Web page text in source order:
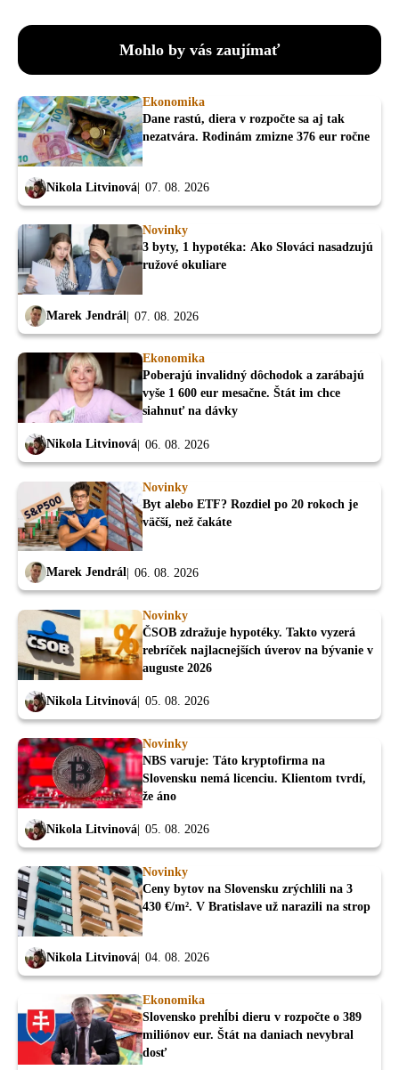
Mohlo by vás zaujímať
Ekonomika
Dane rastú, diera v rozpočte sa aj tak
nezatvára. Rodinám zmizne 376 eur ročne
Nikola Litvinová 07. 08. 2026
Novinky
3 byty, 1 hypotéka: Ako Slováci nasadzujú
ružové okuliare
Marek Jendrál 07. 08. 2026
Ekonomika
Poberajú invalidný dôchodok a zarábajú
vyše 1 600 eur mesačne. Štát im chce
siahnuť na dávky
Nikola Litvinová 06. 08. 2026
Novinky
Byt alebo ETF? Rozdiel po 20 rokoch je
väčší, než čakáte
Marek Jendrál 06. 08. 2026
Novinky
ČSOB zdražuje hypotéky. Takto vyzerá
rebríček najlacnejších úverov na bývanie v
auguste 2026
Nikola Litvinová 05. 08. 2026
Novinky
NBS varuje: Táto kryptofirma na
Slovensku nemá licenciu. Klientom tvrdí,
že áno
Nikola Litvinová 05. 08. 2026
Novinky
Ceny bytov na Slovensku zrýchlili na 3
430 €/m². V Bratislave už narazili na strop
Nikola Litvinová 04. 08. 2026
Ekonomika
Slovensko prehĺbi dieru v rozpočte o 389
miliónov eur. Štát na daniach nevybral
dosť